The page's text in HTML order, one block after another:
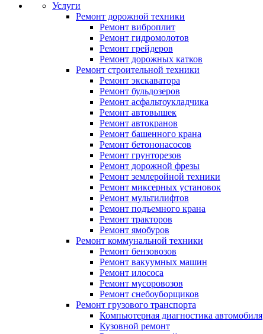
Услуги
Ремонт дорожной техники
Ремонт виброплит
Ремонт гидромолотов
Ремонт грейдеров
Ремонт дорожных катков
Ремонт строительной техники
Ремонт экскаватора
Ремонт бульдозеров
Ремонт асфальтоукладчика
Ремонт автовышек
Ремонт автокранов
Ремонт башенного крана
Ремонт бетононасосов
Ремонт грунторезов
Ремонт дорожной фрезы
Ремонт землеройной техники
Ремонт миксерных установок
Ремонт мультилифтов
Ремонт подъемного крана
Ремонт тракторов
Ремонт ямобуров
Ремонт коммунальной техники
Ремонт бензовозов
Ремонт вакуумных машин
Ремонт илососа
Ремонт мусоровозов
Ремонт снебоуборщиков
Ремонт грузового транспорта
Компьютерная диагностика автомобиля
Кузовной ремонт